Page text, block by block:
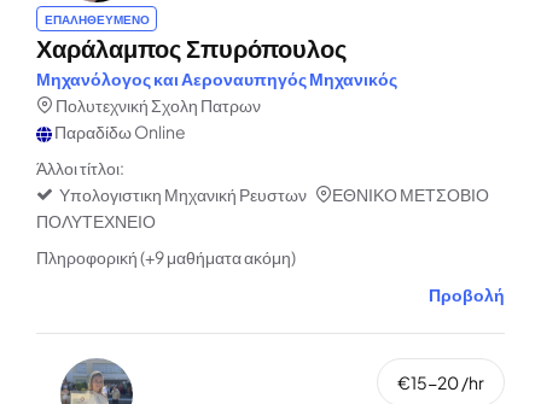
ΕΠΑΛΗΘΕΥΜΕΝΟ
Χαράλαμπος Σπυρόπουλος
Μηχανόλογος και Αεροναυπηγός Μηχανικός
Πολυτεχνική Σχολη Πατρων
Παραδίδω Online
Άλλοι τίτλοι:
Υπολογιστικη Μηχανική Ρευστων
ΕΘΝΙΚΟ ΜΕΤΣΟΒΙΟ
ΠΟΛΥΤΕΧΝΕΙΟ
Πληροφορική (+9 μαθήματα ακόμη)
Προβολή
€15-20 /hr